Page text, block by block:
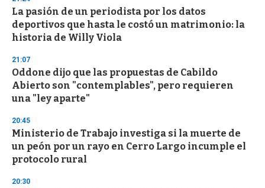
La pasión de un periodista por los datos
deportivos que hasta le costó un matrimonio: la
historia de Willy Viola
21:07
Oddone dijo que las propuestas de Cabildo
Abierto son "contemplables", pero requieren
una "ley aparte"
20:45
Ministerio de Trabajo investiga si la muerte de
un peón por un rayo en Cerro Largo incumple el
protocolo rural
20:30